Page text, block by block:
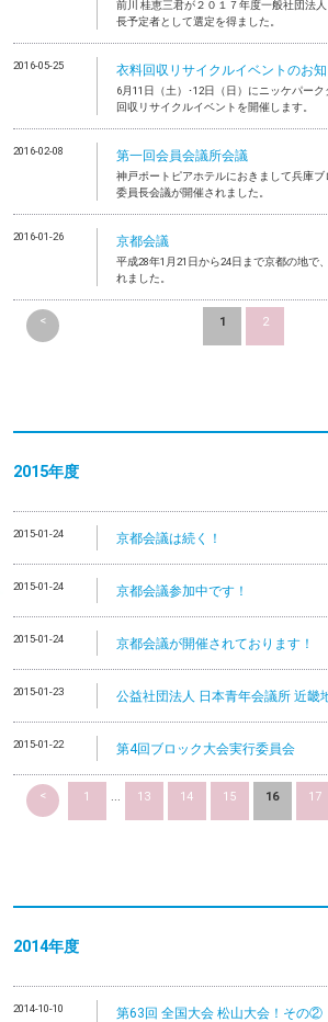
前川 桂恵三君が２０１７年度一般社団法
長予定者として選定を得ました。
2016-05-25 衣料回収リサイクルイベントのお
6月11日（土）･12日（日）にニッケパー
回収リサイクルイベントを開催します。
2016-02-08 第一回会員会議所会議
神戸ポートピアホテルにおきまして兵庫ブ
委員長会議が開催されました。
2016-01-26 京都会議
平成28年1月21日から24日まで京都の地で
れました。
< 1 2
2015年度
2015-01-24 京都会議は続く！
2015-01-24 京都会議参加中です！
2015-01-24 京都会議が開催されております！
2015-01-23 公益社団法人 日本青年会議所 近畿
2015-01-22 第4回ブロック大会実行委員会
< 1 ... 13 14 15 16 17
2014年度
2014-10-10 第63回 全国大会 松山大会！その②